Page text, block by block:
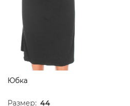
Юбка
Размер: 44